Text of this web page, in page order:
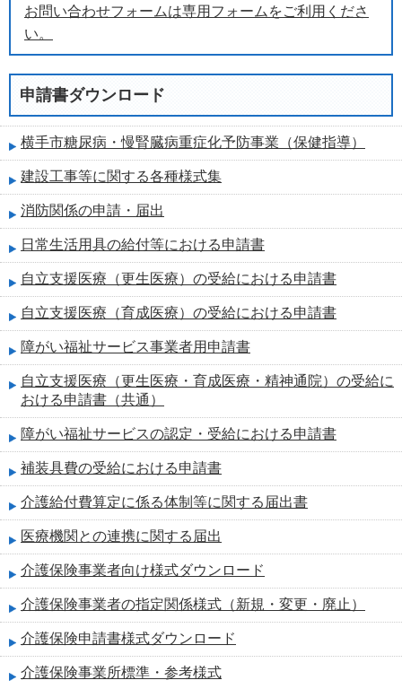
お問い合わせフォームは専用フォームをご利用くださ
い。
申請書ダウンロード
横手市糖尿病・慢腎臓病重症化予防事業（保健指導）
建設工事等に関する各種様式集
消防関係の申請・届出
日常生活用具の給付等における申請書
自立支援医療（更生医療）の受給における申請書
自立支援医療（育成医療）の受給における申請書
障がい福祉サービス事業者用申請書
自立支援医療（更生医療・育成医療・精神通院）の受給に
おける申請書（共通）
障がい福祉サービスの認定・受給における申請書
補装具費の受給における申請書
介護給付費算定に係る体制等に関する届出書
医療機関との連携に関する届出
介護保険事業者向け様式ダウンロード
介護保険事業者の指定関係様式（新規・変更・廃止）
介護保険申請書様式ダウンロード
介護保険事業所標準・参考様式